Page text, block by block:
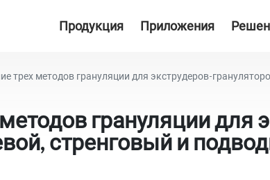
Продукция Приложения
трех методов грануляции для экструдеров-
грануляции для
стренговый и